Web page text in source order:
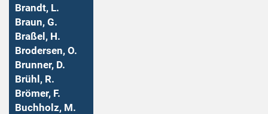
Brandt, L.
Braun, G.
Braßel, H.
Brodersen, O.
Brunner, D.
Brühl, R.
Brömer, F.
Buchholz, M.